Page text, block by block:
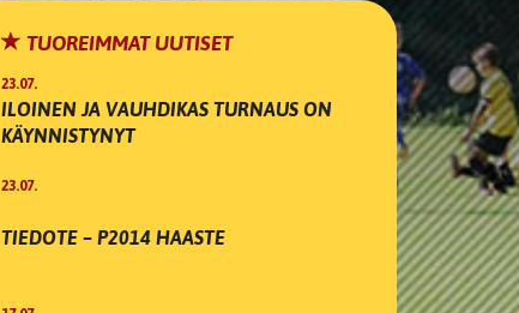
TUOREIMMAT UUTISET
23.07.
ILOINEN JA VAUHDIKAS TURNAUS ON
KÄYNNISTYNYT
23.07.
TIEDOTE – P2014 HAASTE